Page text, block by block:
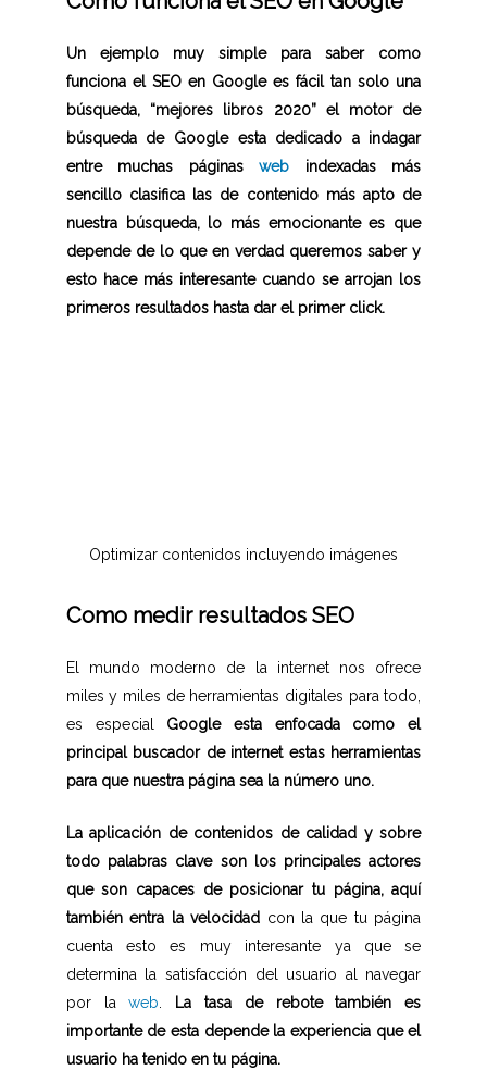
Un ejemplo muy simple para saber como
funciona el SEO en Google es fácil tan solo una
búsqueda, “mejores libros 2020” el motor de
búsqueda de Google esta dedicado a indagar
entre muchas páginasweb indexadas más
sencillo clasifica las de contenido más apto de
nuestra búsqueda, lo más emocionante es que
depende de lo que en verdad queremos saber y
esto hace más interesante cuando se arrojan los
primeros resultados hasta dar el primer click.
Optimizar contenidos incluyendo imágenes
Como medir resultados SEO
El mundo moderno de la internet nos ofrece
miles y miles de herramientas digitales para todo,
es especial Google esta enfocada como el
principal buscador de internet estas herramientas
para que nuestra página sea la número uno.
La aplicación de contenidos de calidad y sobre
todo palabras clave son los principales actores
que son capaces de posicionar tu página, aquí
también entra la velocidad con la que tu página
cuenta esto es muy interesante ya que se
determina la satisfacción del usuario al navegar
por la web
La tasa de rebote también es
importante de esta depende la experiencia que el
usuario ha tenido en tu página.